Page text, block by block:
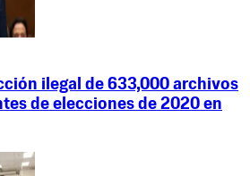
ilegal de 633,000 archivos
de elecciones de 2020 en